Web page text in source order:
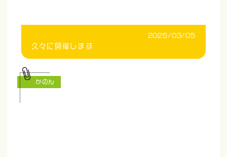
2025/03/05
久々に開催します
かのん